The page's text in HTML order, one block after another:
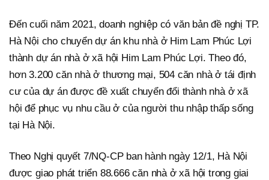
Đến cuối năm 2021, doanh nghiệp có văn bản đề nghị TP.
Hà Nội cho chuyển dự án khu nhà ở Him Lam Phúc Lợi
thành dự án nhà ở xã hội Him Lam Phúc Lợi. Theo đó,
hơn 3.200 căn nhà ở thương mại, 504 căn nhà ở tái định
cư của dự án được đề xuất chuyển đổi thành nhà ở xã
hội để phục vụ nhu cầu ở của người thu nhập thấp sống
tại Hà Nội.
Theo Nghị quyết 7/NQ-CP ban hành ngày 12/1, Hà Nội
được giao phát triển 88.666 căn nhà ở xã hội trong giai